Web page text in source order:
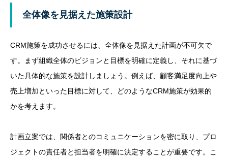
全体像を見据えた施策設計
CRM施策を成功させるには、全体像を見据えた計画が不可欠で
す。まず組織全体のビジョンと目標を明確に定義し、それに基づ
いた具体的な施策を設計しましょう。例えば、顧客満足度向上や
売上増加といった目標に対して、どのようなCRM施策が効果的
かを考えます。
計画立案では、関係者とのコミュニケーションを密に取り、プロ
ジェクトの責任者と担当者を明確に決定することが重要です。こ